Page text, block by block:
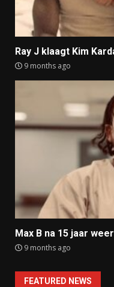
Ray J klaagt Kim
9 months ago
Max B na 15 jaar
9 months ago
FEATURED NEWS